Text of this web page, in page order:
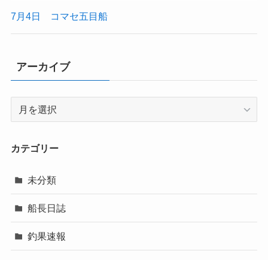
7月4日 コマセ五目船
アーカイブ
イ
カテゴリー
未分類
船長日誌
釣果速報